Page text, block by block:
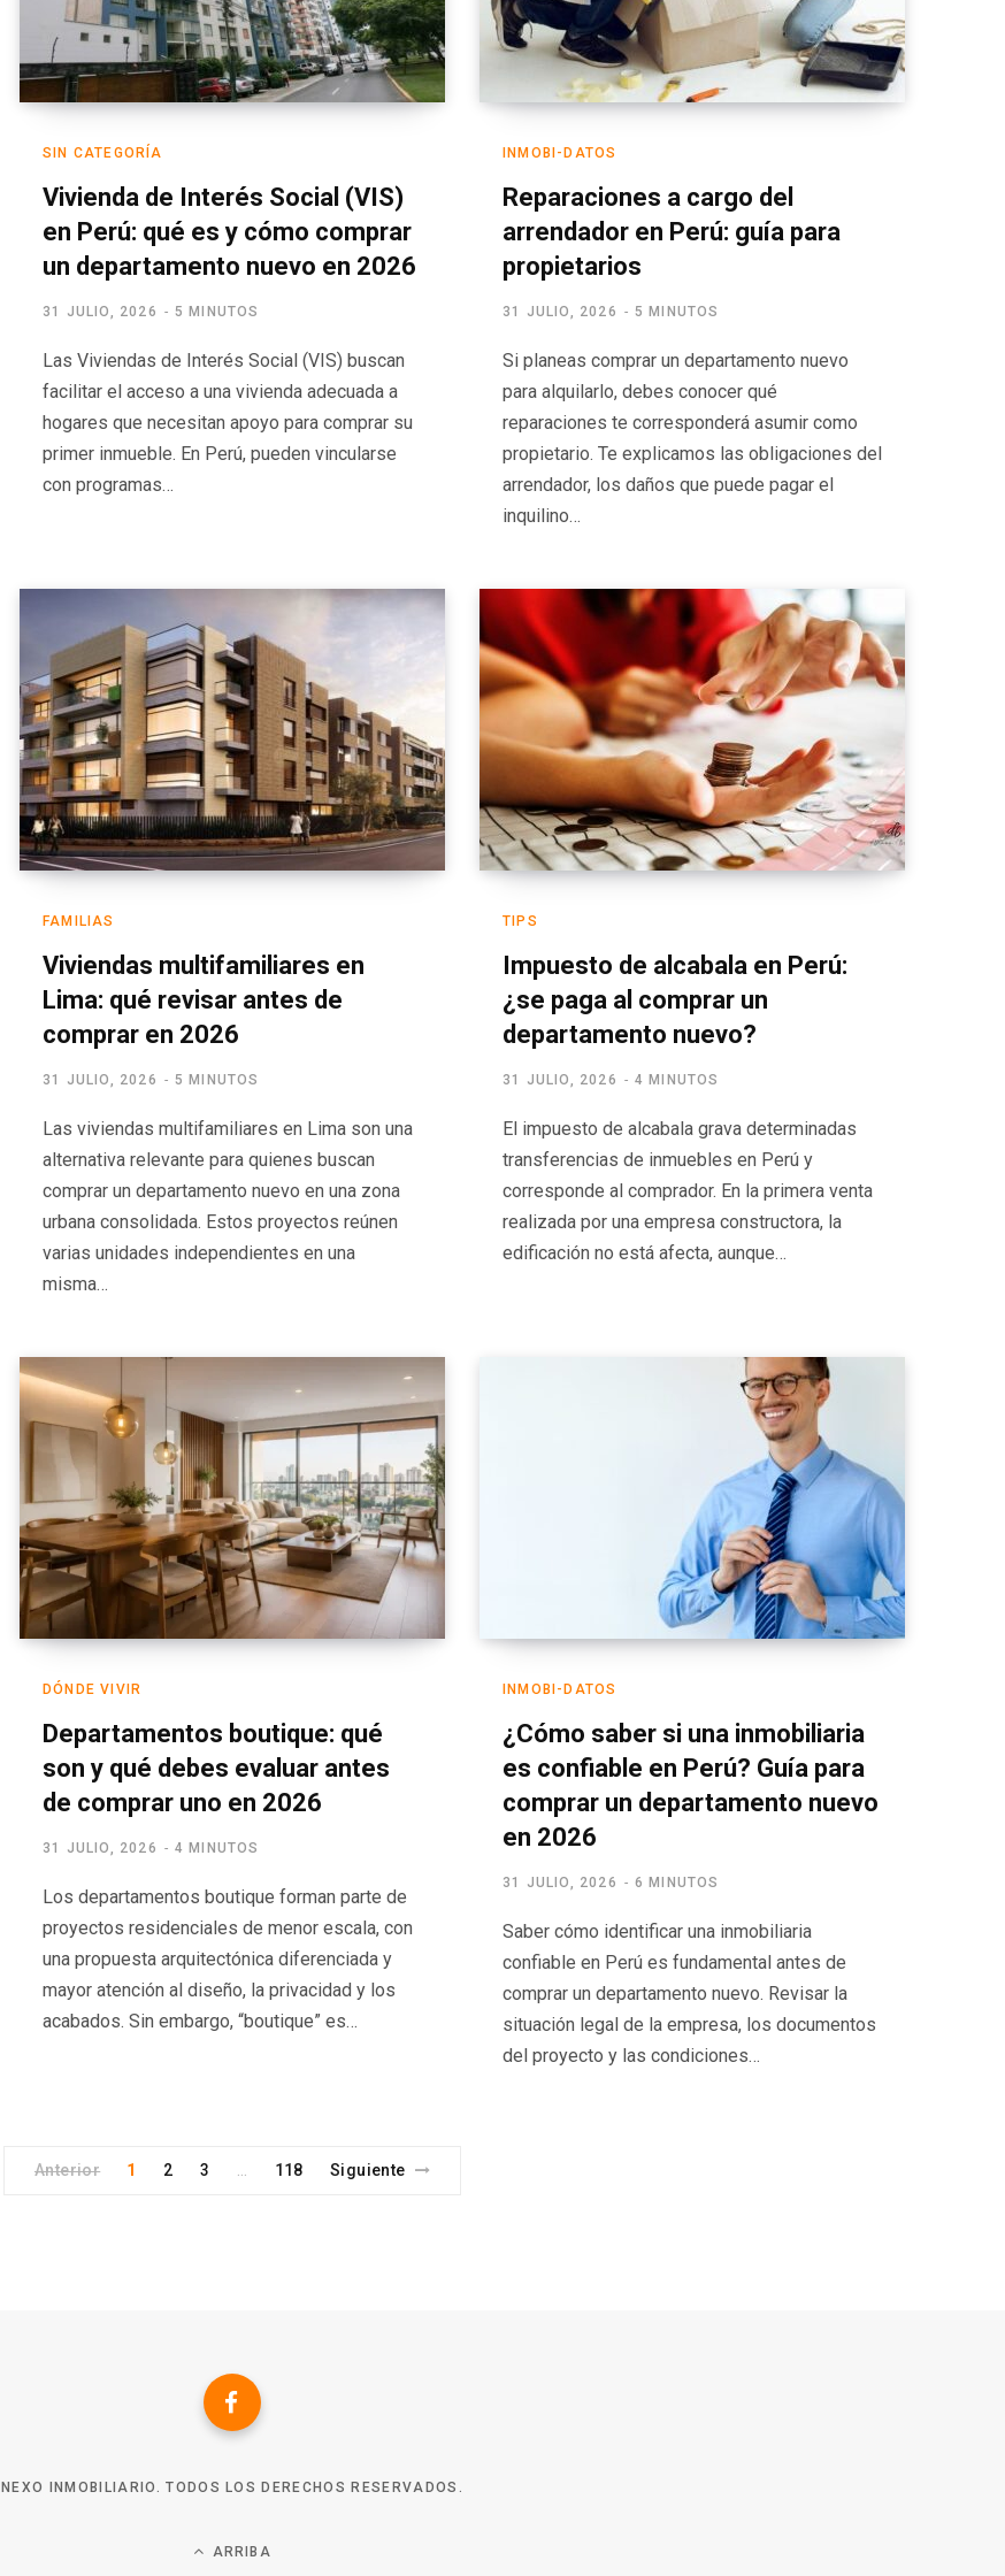
SIN CATEGORÍA
Vivienda de Interés Social (VIS)
en Perú: qué es y cómo comprar
un departamento nuevo en 2026
31 JULIO, 2026 5 MINUTOS
Las Viviendas de Interés Social (VIS) buscan
facilitar el acceso a una vivienda adecuada a
hogares que necesitan apoyo para comprar su
primer inmueble. En Perú, pueden vincularse
con programas…
INMOBI-DATOS
Reparaciones a cargo del
arrendador en Perú: guía para
propietarios
31 JULIO, 2026 5 MINUTOS
Si planeas comprar un departamento nuevo
para alquilarlo, debes conocer qué
reparaciones te corresponderá asumir como
propietario. Te explicamos las obligaciones del
arrendador, los daños que puede pagar el
inquilino…
FAMILIAS
Viviendas multifamiliares en
Lima: qué revisar antes de
comprar en 2026
31 JULIO, 2026 5 MINUTOS
Las viviendas multifamiliares en Lima son una
alternativa relevante para quienes buscan
comprar un departamento nuevo en una zona
urbana consolidada. Estos proyectos reúnen
varias unidades independientes en una
misma…
TIPS
Impuesto de alcabala en Perú:
¿se paga al comprar un
departamento nuevo?
31 JULIO, 2026 4 MINUTOS
El impuesto de alcabala grava determinadas
transferencias de inmuebles en Perú y
corresponde al comprador. En la primera venta
realizada por una empresa constructora, la
edificación no está afecta, aunque…
DÓNDE VIVIR
Departamentos boutique: qué
son y qué debes evaluar antes
de comprar uno en 2026
31 JULIO, 2026 4 MINUTOS
Los departamentos boutique forman parte de
proyectos residenciales de menor escala, con
una propuesta arquitectónica diferenciada y
mayor atención al diseño, la privacidad y los
acabados. Sin embargo, “boutique” es…
INMOBI-DATOS
¿Cómo saber si una inmobiliaria
es confiable en Perú? Guía para
comprar un departamento nuevo
en 2026
31 JULIO, 2026 6 MINUTOS
Saber cómo identificar una inmobiliaria
confiable en Perú es fundamental antes de
comprar un departamento nuevo. Revisar la
situación legal de la empresa, los documentos
del proyecto y las condiciones…
Anterior 1 2 3 118 Siguiente
NEXO INMOBILIARIO. TODOS LOS DERECHOS RESERVADOS.
ARRIBA